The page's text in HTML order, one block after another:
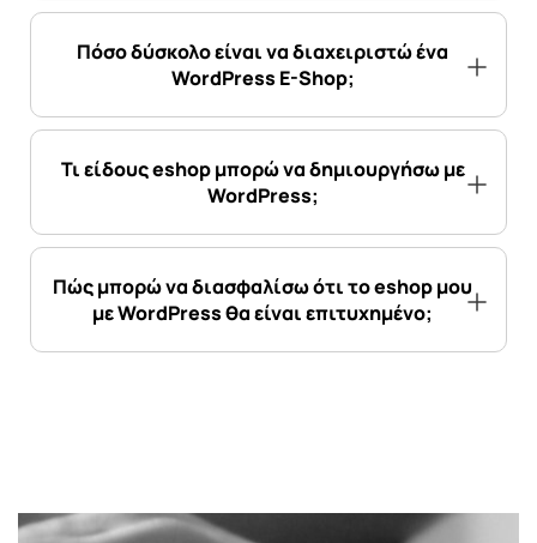
Πόσο δύσκολο είναι να διαχειριστώ ένα
WordPress E-Shop;
Τι είδους eshop μπορώ να δημιουργήσω με
WordPress;
Πώς μπορώ να διασφαλίσω ότι το eshop μου
με WordPress θα είναι επιτυχημένο;